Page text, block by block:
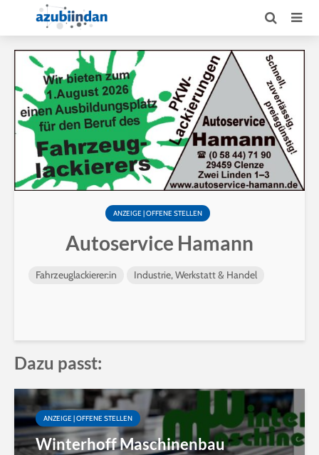
ANZEIGE | OFFENE STELLEN
Autoservice Hamann
Fahrzeuglackierer:in Industrie, Werkstatt & Handel
Dazu passt:
ANZEIGE | OFFENE STELLEN
Winterhoff Maschinenbau